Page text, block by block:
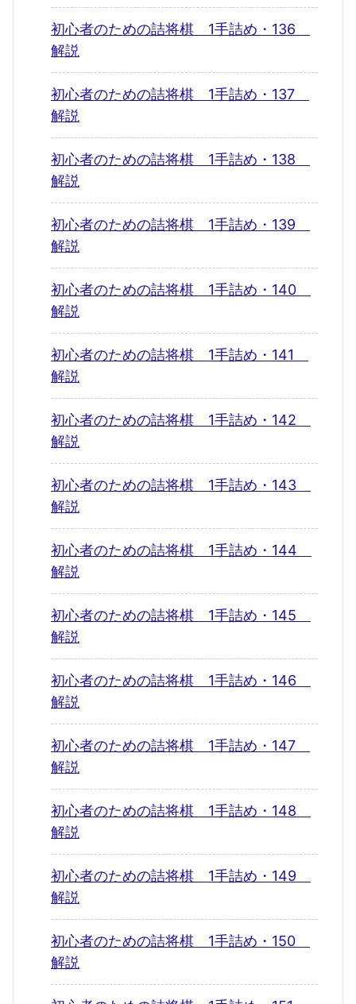
初心者のための詰将棋 1手詰め・136
解説
初心者のための詰将棋 1手詰め・137
解説
初心者のための詰将棋 1手詰め・138
解説
初心者のための詰将棋 1手詰め・139
解説
初心者のための詰将棋 1手詰め・140
解説
初心者のための詰将棋 1手詰め・141
解説
初心者のための詰将棋 1手詰め・142
解説
初心者のための詰将棋 1手詰め・143
解説
初心者のための詰将棋 1手詰め・144
解説
初心者のための詰将棋 1手詰め・145
解説
初心者のための詰将棋 1手詰め・146
解説
初心者のための詰将棋 1手詰め・147
解説
初心者のための詰将棋 1手詰め・148
解説
初心者のための詰将棋 1手詰め・149
解説
初心者のための詰将棋 1手詰め・150
解説